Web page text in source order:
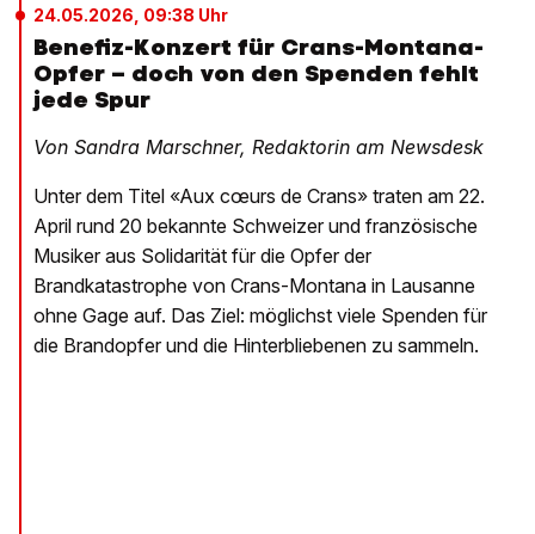
24.05.2026, 09:38 Uhr
Benefiz-Konzert für Crans-Montana-
Opfer – doch von den Spenden fehlt
jede Spur
Von Sandra Marschner, Redaktorin am Newsdesk
Unter dem Titel «Aux cœurs de Crans» traten am 22.
April rund 20 bekannte Schweizer und französische
Musiker aus Solidarität für die Opfer der
Brandkatastrophe von Crans-Montana in Lausanne
ohne Gage auf. Das Ziel: möglichst viele Spenden für
die Brandopfer und die Hinterbliebenen zu sammeln.